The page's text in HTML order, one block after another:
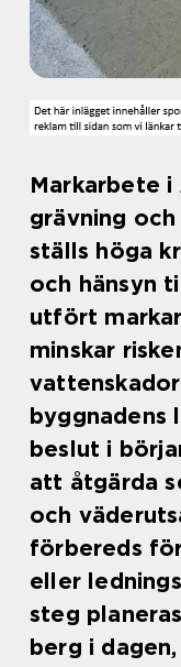
Markarbete i
grävning
ställs höga
och hänsyn
utfört
minskar
byggnadens
beslut i
att åtgärda
och
förbereds
eller
steg
berg i